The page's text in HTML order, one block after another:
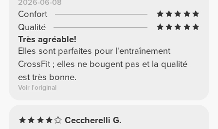
2026-06-08
Confort
Qualité
Très agréable!
Elles sont parfaites pour l'entraînement
CrossFit ; elles ne bougent pas et la qualité
est très bonne.
Voir l'original
Ceccherelli G.